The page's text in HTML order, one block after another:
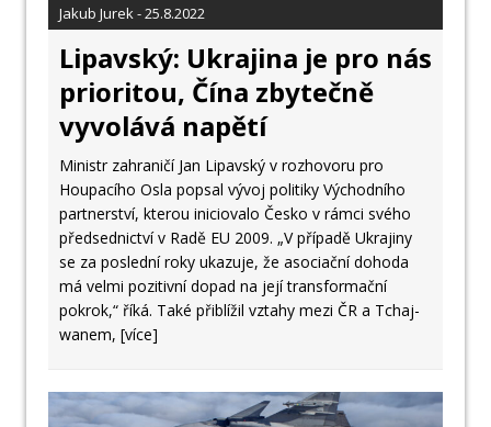
Jakub Jurek - 25.8.2022
Lipavský: Ukrajina je pro nás
prioritou, Čína zbytečně
vyvolává napětí
Ministr zahraničí Jan Lipavský v rozhovoru pro
Houpacího Osla popsal vývoj politiky Východního
partnerství, kterou iniciovalo Česko v rámci svého
předsednictví v Radě EU 2009. „V případě Ukrajiny
se za poslední roky ukazuje, že asociační dohoda
má velmi pozitivní dopad na její transformační
pokrok,“ říká. Také přiblížil vztahy mezi ČR a Tchaj-
wanem, [více]